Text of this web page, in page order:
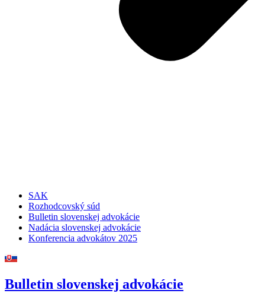
SAK
Rozhodcovský súd
Bulletin slovenskej advokácie
Nadácia slovenskej advokácie
Konferencia advokátov 2025
Bulletin slovenskej advokácie